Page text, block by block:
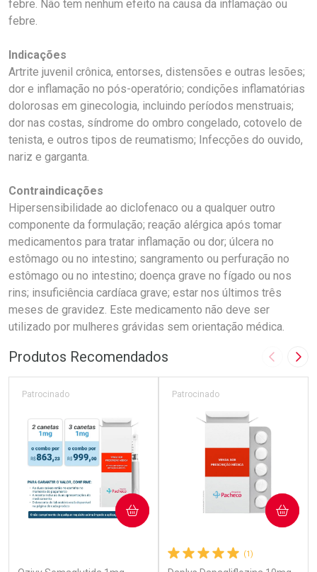
febre. Não tem nenhum efeito na causa da inflamação ou
febre.
Indicações
Artrite juvenil crônica, entorses, distensões e outras lesões;
dor e inflamação no pós-operatório; condições inflamatórias
dolorosas em ginecologia, incluindo períodos menstruais;
dor nas costas, síndrome do ombro congelado, cotovelo de
tenista, e outros tipos de reumatismo; Infecções do ouvido,
nariz e garganta.
Contraindicações
Hipersensibilidade ao diclofenaco ou a qualquer outro
componente da formulação; reação alérgica após tomar
medicamentos para tratar inflamação ou dor; úlcera no
estômago ou no intestino; sangramento ou perfuração no
estômago ou no intestino; doença grave no fígado ou nos
rins; insuficiência cardíaca grave; estar nos últimos três
meses de gravidez. Este medicamento não deve ser
utilizado por mulheres grávidas sem orientação médica.
Produtos Recomendados Imagem
Patrocinado
COMPRAR
(1)
Patrocinado
COMPRAR